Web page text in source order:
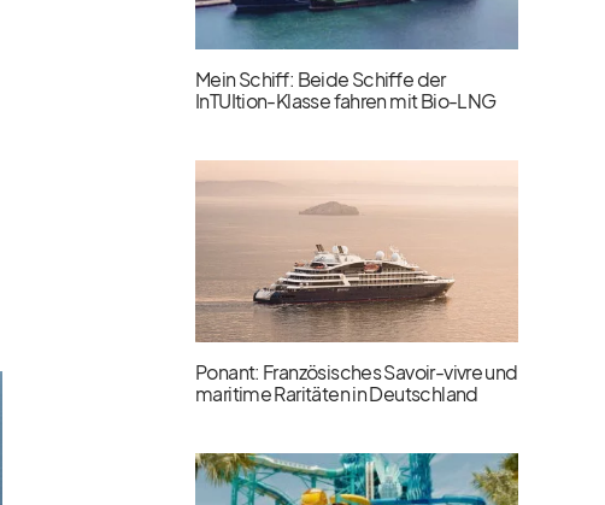
Mein Schiff: Beide Schiffe der
InTUItion-Klasse fahren mit Bio-LNG
Ponant: Französisches Savoir-vivre und
maritime Raritäten in Deutschland